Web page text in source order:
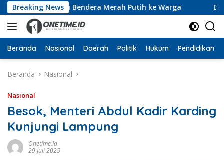
Langsung
ke
konten
Breaking News
10 Ribu Bendera Merah Putih ke Warga Dari
Beranda Nasional Daerah Politik Hukum Pendidikan
Beranda Nasional
Nasional
Besok, Menteri Abdul Kadir Karding
Kunjungi Lampung
Onetime.id
29 Juli 2025